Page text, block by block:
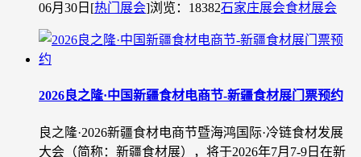
06月30日 [热门展会]浏览：18382石家庄展会食材展会
2026良之隆·中国新疆食材电商节-新疆食材展门票预约
良之隆·2026新疆食材电商节暨海鸿国际·冷链食材发展
大会（简称：新疆食材展），将于2026年7月7-9日在新